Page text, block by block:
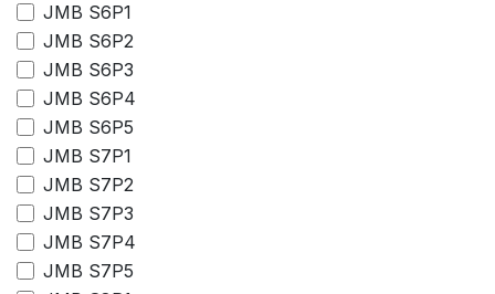
JMB S6P1
JMB S6P2
JMB S6P3
JMB S6P4
JMB S6P5
JMB S7P1
JMB S7P2
JMB S7P3
JMB S7P4
JMB S7P5